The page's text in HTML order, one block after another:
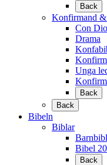
Back
Konfirmand &
Con
Drama
Unga
Back
Back
Bibeln
Biblar
Bibel
Back